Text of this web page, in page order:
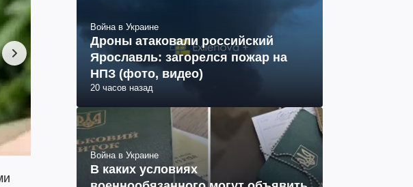
Война в Украине
Дроны атаковали российский
Ярославль: загорелся пожар на
НПЗ (фото, видео)
20 часов назад
Война в Украине
В каких условиях